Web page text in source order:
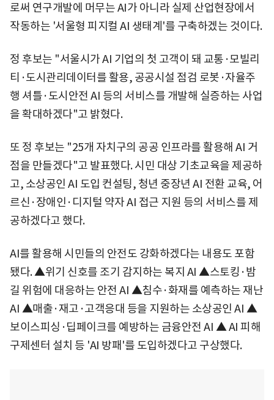
로써 연구개발에 머무는 AI가 아니라 실제 산업현장에서
작동하는 '서울형 피지컬 AI 생태계'를 구축하겠는 것이다.
정 후보는 "서울시가 AI 기업의 첫 고객이 돼 교통·모빌리
티·도시관리데이터를 활용, 공공시설 점검 로봇·자율주
행 셔틀·도시안전 AI 등의 서비스를 개발해 실증하는 사업
을 확대하겠다"고 밝혔다.
또 정 후보는 "25개 자치구의 공공 인프라를 활용해 AI 거
점을 만들겠다"고 발표했다. 시민 대상 기초교육을 제공하
고, 소상공인 AI 도입 컨설팅, 청년 중장년 AI 전환 교육, 어
르신·장애인·디지털 약자 AI 접근 지원 등의 서비스를 제
공하겠다고 했다.
AI를 활용해 시민들의 안전도 강화하겠다는 내용도 포함
됐다. ▲위기 신호를 조기 감지하는 복지 AI ▲스토킹·밤
길 위험에 대응하는 안전 AI ▲침수·화재를 예측하는 재난
AI ▲매출·재고·고객응대 등을 지원하는 소상공인 AI ▲
보이스피싱·딥페이크를 예방하는 금융안전 AI ▲ AI 피해
구제센터 설치 등 'AI 방패'를 도입하겠다고 구상했다.